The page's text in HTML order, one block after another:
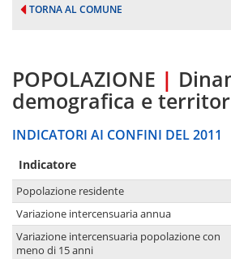
TORNA AL COMUNE
POPOLAZIONE |
demografica e
INDICATORI AI CONFINI DEL 2011
Indicatore
Popolazione residente
Variazione intercensuaria annua
Variazione intercensuaria popolazione con
meno di 15 anni